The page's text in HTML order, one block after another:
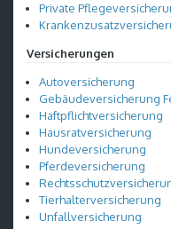
Private
Versicherungen
Autoversicherung
Gebäudeversicherung
Haftpflichtversicherung
Hausratversicherung
Hundeversicherung
Pferdeversicherung
Tierhalterversicherung
Unfallversicherung